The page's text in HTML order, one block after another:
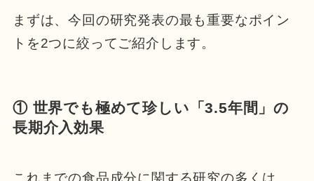
まずは、今回の研究発表の最も重要なポイン
トを2つに絞ってご紹介します。
① 世界でも極めて珍しい「3.5年間」の
長期介入効果